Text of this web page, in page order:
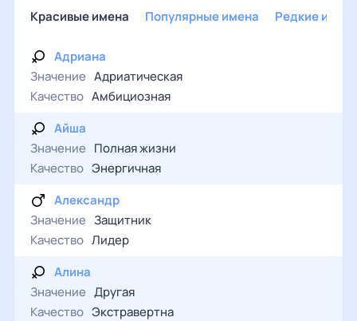
Красивые имена Популярные имена Редкие
Адриана
Значение Адриатическая
Качество Амбициозная
Айша
Значение Полная жизни
Качество Энергичная
Александр
Значение Защитник
Качество Лидер
Алина
Значение Другая
Качество Экстравертна